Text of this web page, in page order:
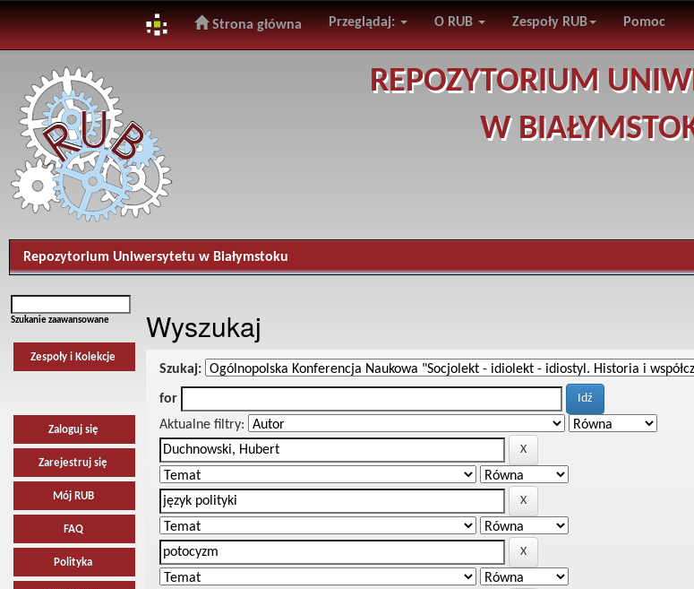
navigation
Strona główna Przeglądaj: O RUB Zespoły RUB Pomoc
REPOZYTORIUM
W
Repozytorium Uniwersytetu w Białymstoku
Szukanie zaawansowane
Zespoły i Kolekcje
Zaloguj się
Zarejestruj się
Mój RUB
FAQ
Polityka
Wyszukaj
Szukaj:
for
Aktualne filtry: